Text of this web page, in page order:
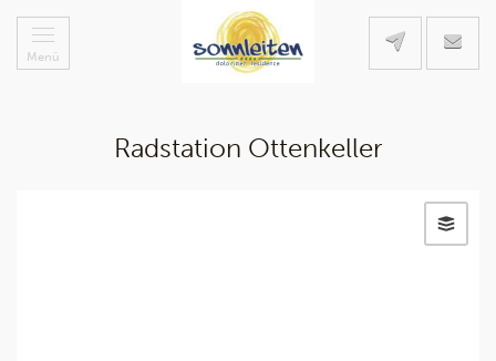
Menü
Radstation Ottenkeller